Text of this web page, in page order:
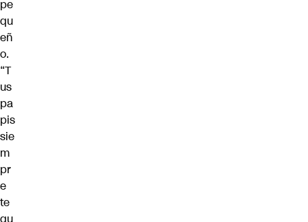
pe
qu
eñ
o.
“T
us
pa
pis
sie
m
pr
e
te